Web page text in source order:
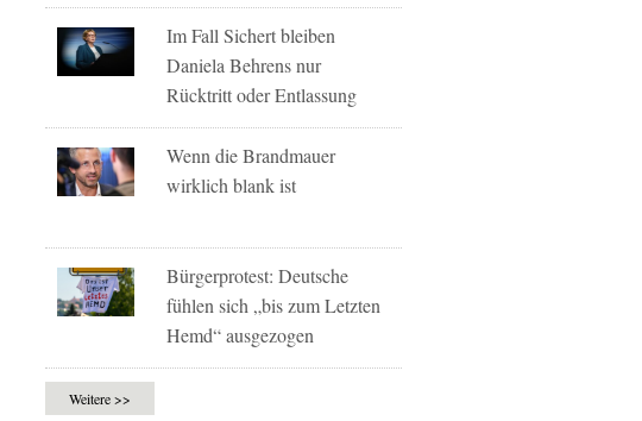
Im Fall Sichert bleiben
Daniela Behrens nur
Rücktritt oder Entlassung
Wenn die Brandmauer
wirklich blank ist
Bürgerprotest: Deutsche
fühlen sich „bis zum Letzten
Hemd“ ausgezogen
Weitere >>